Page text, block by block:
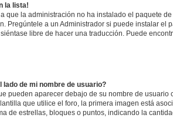
la lista!
que la administración no ha instalado el paquete
Pregúntele a un Administrador si puede instalar el
libre de hacer una traducción. Puede
lado de mi nombre de usuario?
pueden aparecer debajo de su nombre de usuario
que utilice el foro, la primera imagen está
de estrellas, bloques o puntos, indicando la